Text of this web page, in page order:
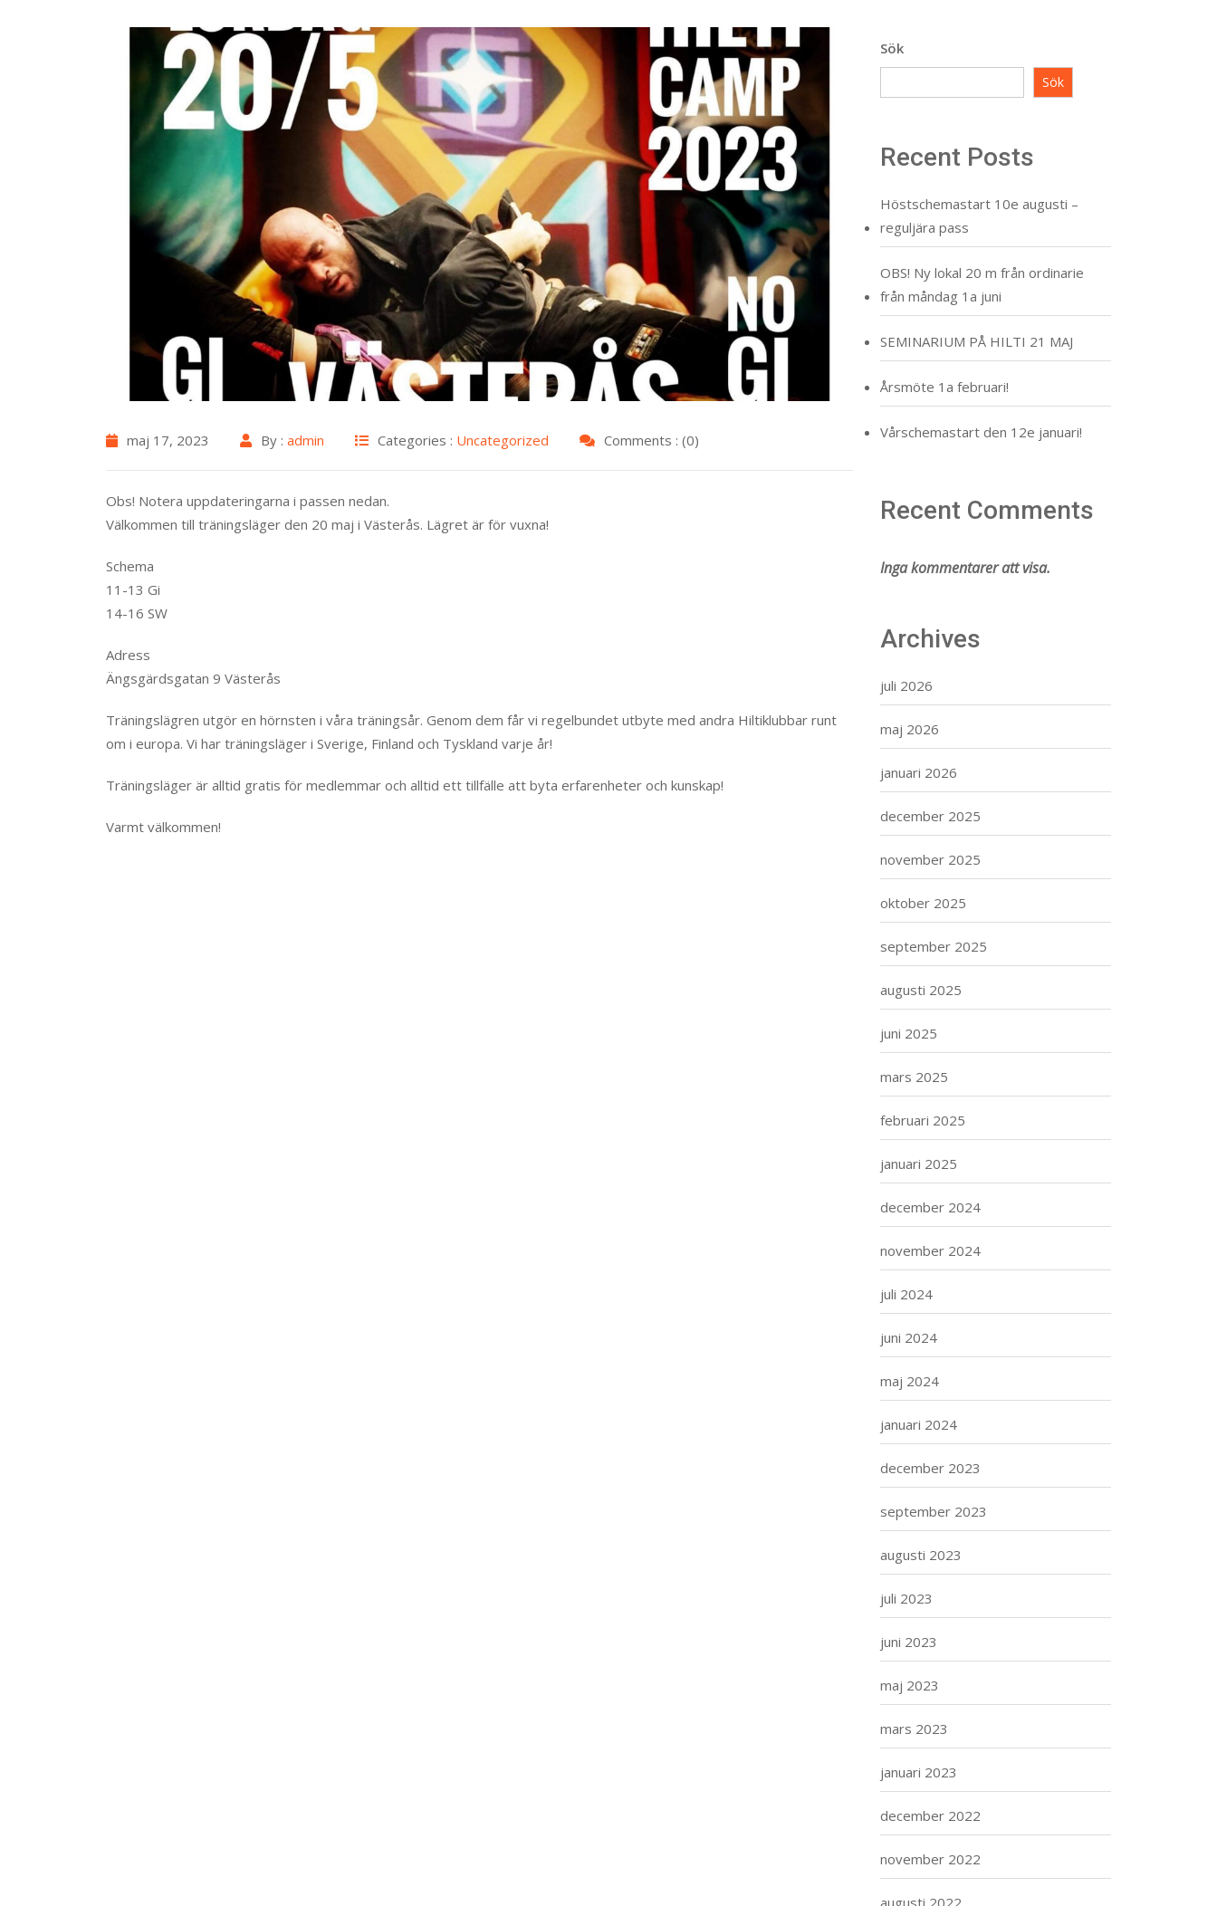
maj 17, 2023 By : admin Categories : Uncategorized Comments : (0)
Obs! Notera uppdateringarna i passen nedan.
Välkommen till träningsläger den 20 maj i Västerås. Lägret är för vuxna!
Schema
11-13 Gi
14-16 SW
Adress
Ängsgärdsgatan 9 Västerås
Träningslägren utgör en hörnsten i våra träningsår. Genom dem får vi regelbundet utbyte med andra Hiltiklubbar runt
om i europa. Vi har träningsläger i Sverige, Finland och Tyskland varje år!
Träningsläger är alltid gratis för medlemmar och alltid ett tillfälle att byta erfarenheter och kunskap!
Varmt välkommen!
Sök
Sök
Recent Posts
Höstschemastart 10e augusti –
reguljära pass
OBS! Ny lokal 20 m från ordinarie
från måndag 1a juni
SEMINARIUM PÅ HILTI 21 MAJ
Årsmöte 1a februari!
Vårschemastart den 12e januari!
Recent Comments
Inga kommentarer att visa.
Archives
juli 2026
maj 2026
januari 2026
december 2025
november 2025
oktober 2025
september 2025
augusti 2025
juni 2025
mars 2025
februari 2025
januari 2025
december 2024
november 2024
juli 2024
juni 2024
maj 2024
januari 2024
december 2023
september 2023
augusti 2023
juli 2023
juni 2023
maj 2023
mars 2023
januari 2023
december 2022
november 2022
augusti 2022